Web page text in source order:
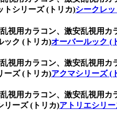
トシリーズ (トリカ)シークレ
用カラコン、激安乱視用
ック (トリカ)オーバールック (
用カラコン、激安乱視用
ーズ (トリカ)アクマシリーズ (
用カラコン、激安乱視用
リーズ (トリカ)アトリエシリ